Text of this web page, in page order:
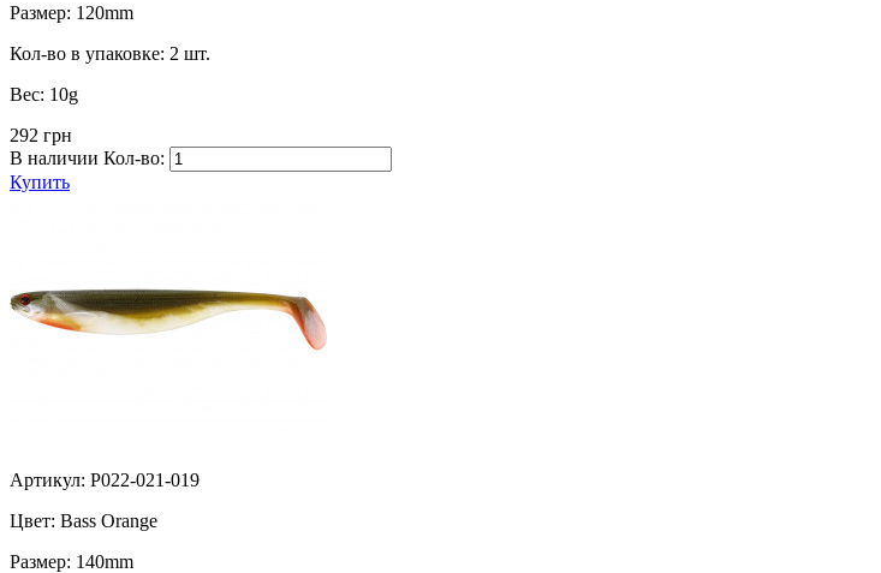
Размер: 120mm
Кол-во в упаковке: 2 шт.
Вес: 10g
292 грн
В наличии Кол-во:
Купить
Артикул: P022-021-019
Цвет: Bass Orange
Размер: 140mm